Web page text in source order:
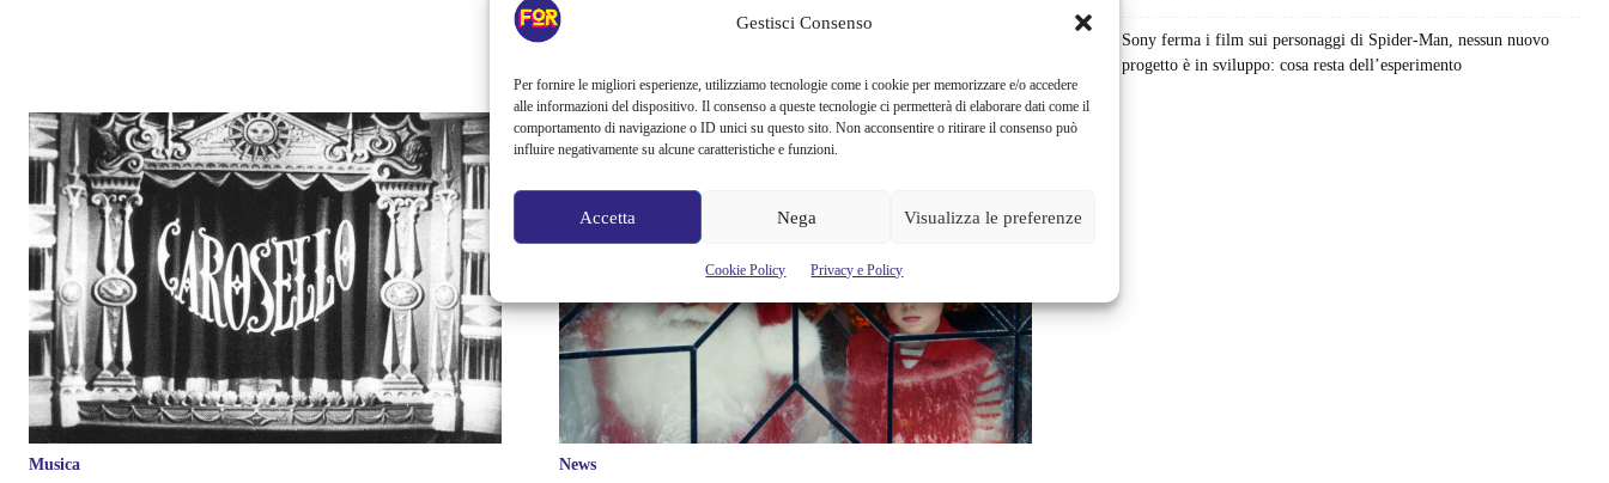
Gestisci Consenso
Per fornire le migliori esperienze, utilizziamo tecnologie come i cookie per memorizzare e/o accedere
alle informazioni del dispositivo. Il consenso a queste tecnologie ci permetterà di elaborare dati come il
comportamento di navigazione o ID unici su questo sito. Non acconsentire o ritirare il consenso può
influire negativamente su alcune caratteristiche e funzioni.
Accetta Nega Visualizza le preferenze
Cookie Policy Privacy e Policy
bisogno di un congresso per capire cos'è una famiglia”. Il filmato
Nereo Schiavone
Musica News
Sony ferma i film sui personaggi di Spider-Man, nessun nuovo
progetto è in sviluppo: cosa resta dell’esperimento